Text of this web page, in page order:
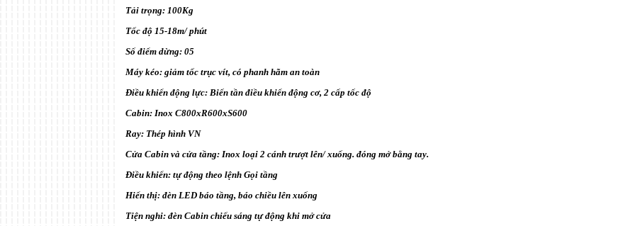
Tải trọng: 100Kg
Tốc độ 15-18m/ phút
Số điểm dừng: 05
Máy kéo: giảm tốc trục vít, có phanh hãm an toàn
Điều khiển động lực: Biến tần điều khiển động cơ, 2 cấp tốc độ
Cabin: Inox C800xR600xS600
Ray: Thép hình VN
Cửa Cabin và cửa tầng: Inox loại 2 cánh trượt lên/ xuống. đóng mở bằng tay.
Điều khiển: tự động theo lệnh Gọi tầng
Hiển thị: đèn LED báo tầng, báo chiều lên xuống
Tiện nghi: đèn Cabin chiếu sáng tự động khi mở cửa